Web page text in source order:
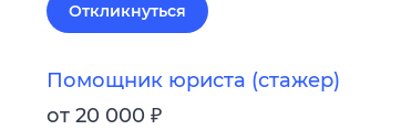
Откликнуться
Помощник юриста (стажер)
от 20 000 ₽